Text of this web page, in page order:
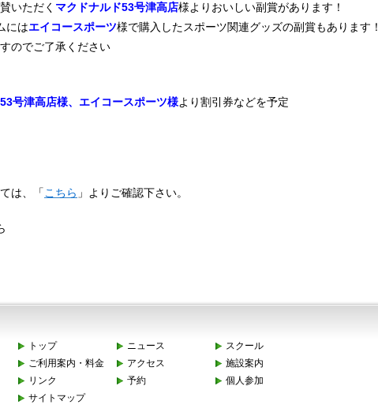
いただく マクドナルド53号津高店様よりおいしい副賞があります！
にはエイコースポーツ様で購入したスポーツ関連グッズの副賞もあります！
のでご了承ください
号津高店様、エイコースポーツ様より割引券などを予定
は、「 こちら 」よりご確認下さい。
トップ ニュース
スクール
ご利用案内・料金
アクセス
施設案内
リンク
予約
個人参加
サイトマップ